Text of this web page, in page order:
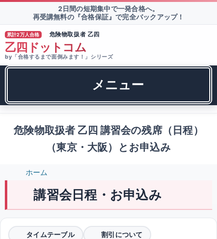
2日間の短期集中で一発合格へ。
再受講無料の『合格保証』で完全バックアップ！
累計2万人合格 危険物取扱者 乙四
乙四ドットコム
by「合格するまで面倒みます！」シリーズ
メニュー
危険物取扱者 乙四 講習会の残席（日程）
（東京・大阪）とお申込み
ホーム
講習会日程・お申込み
タイムテーブル 割引について